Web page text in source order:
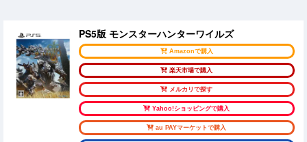
PS5版 モンスターハンターワイルズ
Amazonで購入
楽天市場で購入
メルカリで探す
Yahoo!ショッピングで購入
au PAYマーケットで購入